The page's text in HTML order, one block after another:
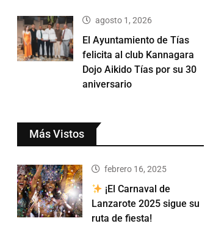
agosto 1, 2026
El Ayuntamiento de Tías
felicita al club Kannagara
Dojo Aikido Tías por su 30
aniversario
Más Vistos
febrero 16, 2025
¡El Carnaval de
Lanzarote 2025 sigue su
ruta de fiesta!